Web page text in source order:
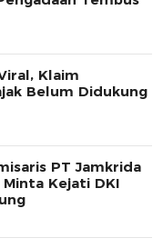
Klaim
Belum Didukung
PT Jamkrida
Kejati DKI